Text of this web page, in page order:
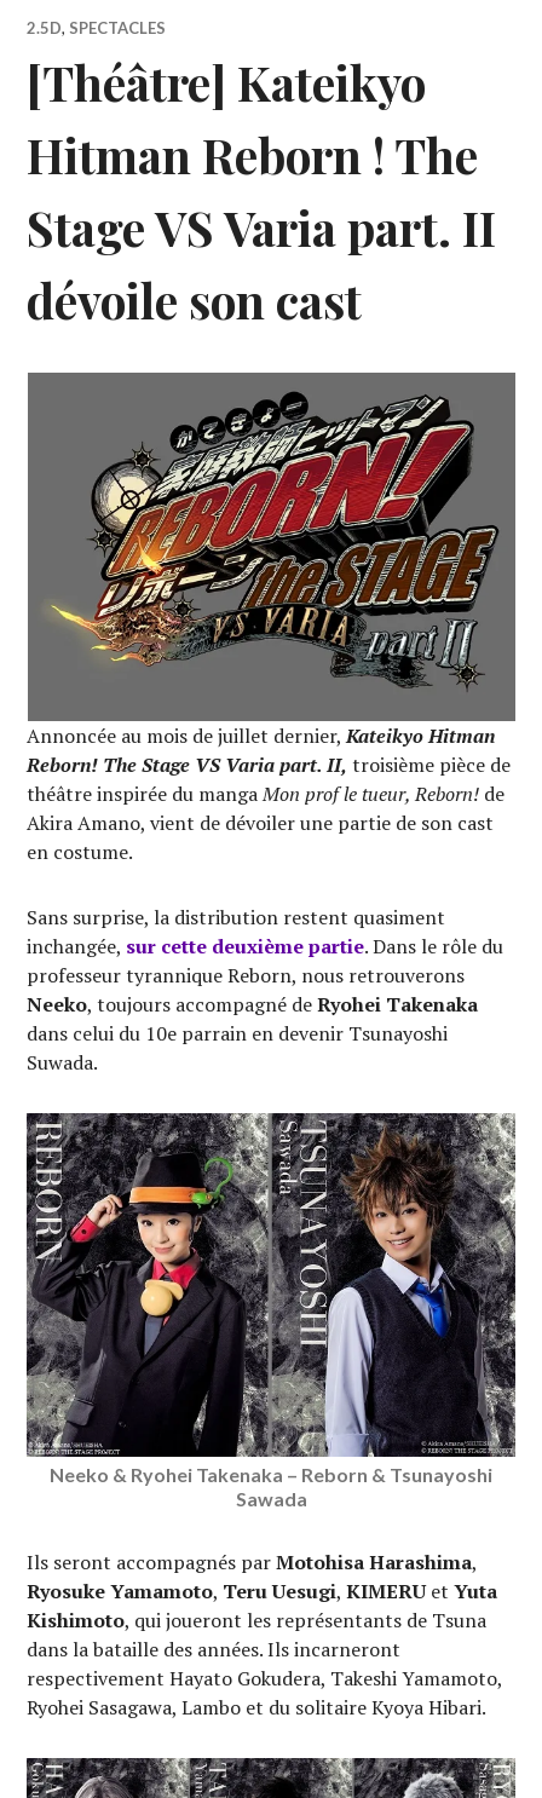
2.5D, SPECTACLES
[Théâtre] Kateikyo
Hitman Reborn ! The
Stage VS Varia part. II
dévoile son cast
Annoncée au mois de juillet dernier,Kateikyo Hitman
Reborn! The Stage VS Varia part. II, troisième pièce de
théâtre inspirée du mangaMon prof le tueur, Reborn! de
Akira Amano, vient de dévoiler une partie de son cast
en costume.
Sans surprise, la distribution restent quasiment
inchangée, sur cette deuxième partie. Dans le rôle du
professeur tyrannique Reborn, nous retrouverons
Neeko, toujours accompagné deRyohei Takenaka
dans celui du 10e parrain en devenir Tsunayoshi
Suwada.
Neeko & Ryohei Takenaka – Reborn & Tsunayoshi
Sawada
Ils seront accompagnés parMotohisa Harashima,
Ryosuke Yamamoto, Teru Uesugi,KIMERUetYuta
Kishimoto, qui joueront les représentants de Tsuna
dans la bataille des années. Ils incarneront
respectivement Hayato Gokudera, Takeshi Yamamoto,
Ryohei Sasagawa, Lambo et du solitaire Kyoya Hibari.